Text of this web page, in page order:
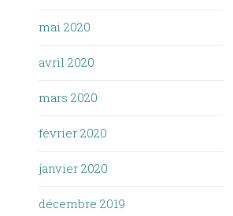
mai 2020
avril 2020
mars 2020
février 2020
janvier 2020
décembre 2019